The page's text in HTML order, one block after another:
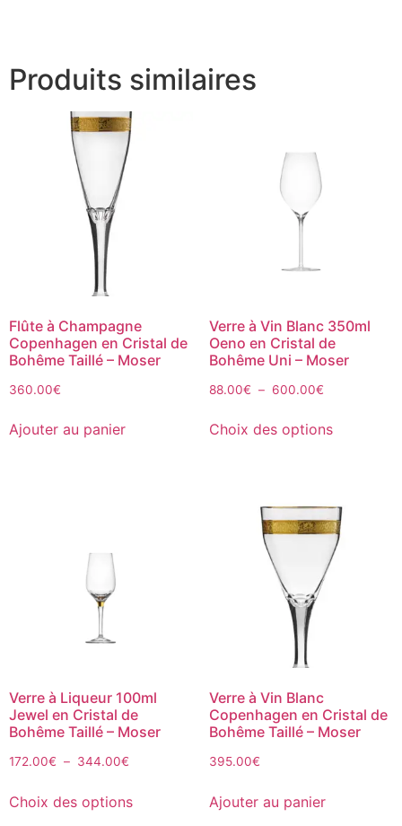
Produits similaires
Flûte à Champagne
Copenhagen en Cristal de
Bohême Taillé – Moser
360.00€
Ajouter au panier
Verre à Vin Blanc 350ml
Oeno en Cristal de
Bohême Uni – Moser
88.00€ – 600.00€
Choix des options
Verre à Liqueur 100ml
Jewel en Cristal de
Bohême Taillé – Moser
172.00€ – 344.00€
Choix des options
Verre à Vin Blanc
Copenhagen en Cristal de
Bohême Taillé – Moser
395.00€
Ajouter au panier